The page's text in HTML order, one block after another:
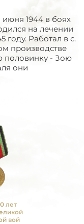
1944 в боях
на лечении
году. Работал в с.
производстве
половинку - Зою
они
лет
войне